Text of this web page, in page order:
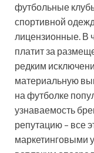
футбольные
спортивной
лицензионные. В
платит за
редким
материальную
на футболке
узнаваемость
репутацию – все
маркетинговыми